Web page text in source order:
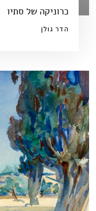
כרוניקה של סתיו
הדר גולן